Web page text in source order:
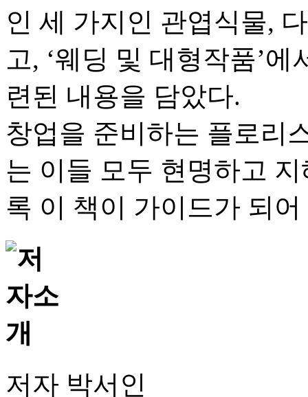
인 세 가지인 관엽식물,
고, ‘웨딩 및 대형작품’
련된 내용을 담았다.
창업을 준비하는 플로리
는 이들 모두 현명하고
록 이 책이 가이드가 되
저자 박서인